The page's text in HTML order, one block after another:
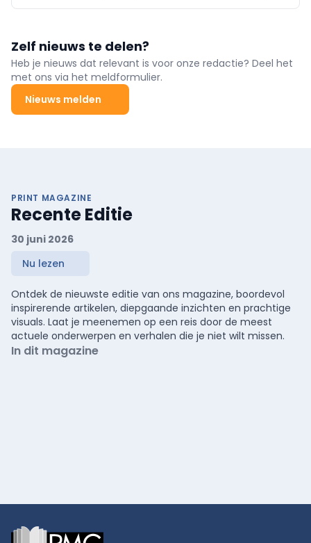
Zelf nieuws te delen?
Heb je nieuws dat relevant is voor onze redactie? Deel het
met ons via het meldformulier.
Nieuws melden
PRINT MAGAZINE
Recente Editie
30 juni 2026
Nu lezen
Ontdek de nieuwste editie van ons magazine, boordevol
inspirerende artikelen, diepgaande inzichten en prachtige
visuals. Laat je meenemen op een reis door de meest
actuele onderwerpen en verhalen die je niet wilt missen.
In dit magazine
Footer